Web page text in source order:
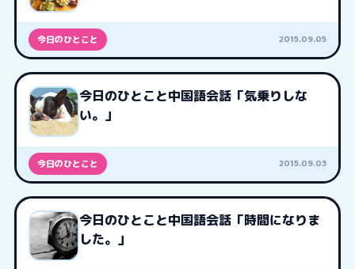
今日のひとこと 2015.09.05
今日のひとこと中国語会話「気乗りしな
い。」
今日のひとこと 2015.09.03
今日のひとこと中国語会話「時間になりま
した。」